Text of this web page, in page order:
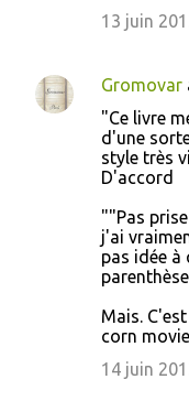
13 juin
Gromovar
"Ce livre
d'une
style très
D'accord
""Pas
j'ai
pas idée
Mais.
corn
14 juin